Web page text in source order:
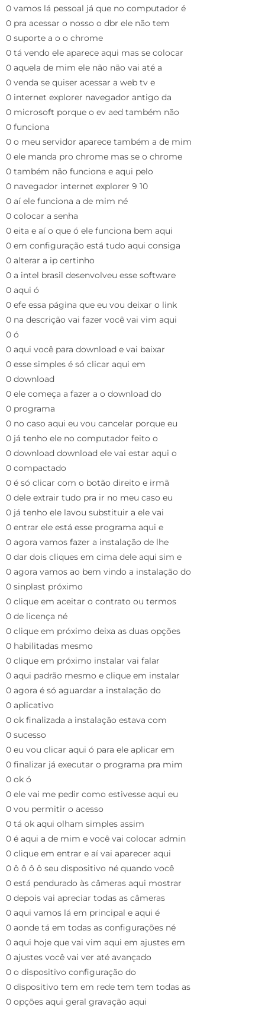
0 vamos lá pessoal já que no computador é
0 pra acessar o nosso o dbr ele não tem
0 suporte a o o chrome
0 tá vendo ele aparece aqui mas se colocar
0 aquela de mim ele não não vai até a
0 venda se quiser acessar a web tv e
0 internet explorer navegador antigo da
0 microsoft porque o ev aed também não
0 funciona
0 o meu servidor aparece também a de mim
0 ele manda pro chrome mas se o chrome
0 também não funciona e aqui pelo
0 navegador internet explorer 9 10
0 aí ele funciona a de mim né
0 colocar a senha
0 eita e aí o que ó ele funciona bem aqui
0 em configuração está tudo aqui consiga
0 alterar a ip certinho
0 a intel brasil desenvolveu esse software
0 aqui ó
0 efe essa página que eu vou deixar o link
0 na descrição vai fazer você vai vim aqui
0 ó
0 aqui você para download e vai baixar
0 esse simples é só clicar aqui em
0 download
0 ele começa a fazer a o download do
0 programa
0 no caso aqui eu vou cancelar porque eu
0 já tenho ele no computador feito o
0 download download ele vai estar aqui o
0 compactado
0 é só clicar com o botão direito e irmã
0 dele extrair tudo pra ir no meu caso eu
0 já tenho ele lavou substituir a ele vai
0 entrar ele está esse programa aqui e
0 agora vamos fazer a instalação de lhe
0 dar dois cliques em cima dele aqui sim e
0 agora vamos ao bem vindo a instalação do
0 sinplast próximo
0 clique em aceitar o contrato ou termos
0 de licença né
0 clique em próximo deixa as duas opções
0 habilitadas mesmo
0 clique em próximo instalar vai falar
0 aqui padrão mesmo e clique em instalar
0 agora é só aguardar a instalação do
0 aplicativo
0 ok finalizada a instalação estava com
0 sucesso
0 eu vou clicar aqui ó para ele aplicar em
0 finalizar já executar o programa pra mim
0 ok ó
0 ele vai me pedir como estivesse aqui eu
0 vou permitir o acesso
0 tá ok aqui olham simples assim
0 é aqui a de mim e você vai colocar admin
0 clique em entrar e aí vai aparecer aqui
0 ô ô ô ô seu dispositivo né quando você
0 está pendurado às câmeras aqui mostrar
0 depois vai apreciar todas as câmeras
0 aqui vamos lá em principal e aqui é
0 aonde tá em todas as configurações né
0 aqui hoje que vai vim aqui em ajustes em
0 ajustes você vai ver até avançado
0 o dispositivo configuração do
0 dispositivo tem em rede tem tem todas as
0 opções aqui geral gravação aqui